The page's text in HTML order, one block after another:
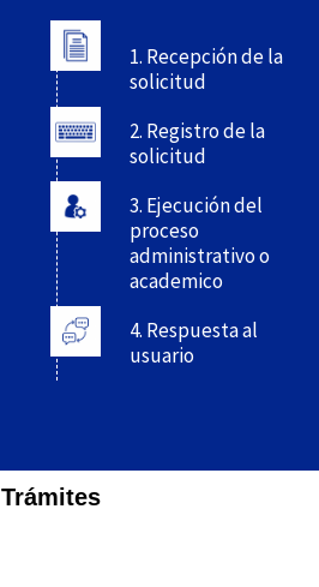
1. Recepción de la
solicitud
2. Registro de la
solicitud
3. Ejecución del
proceso
administrativo o
academico
4. Respuesta al
usuario
Trámites